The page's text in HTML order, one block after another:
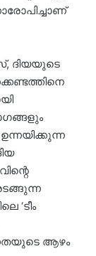
ദിയയുടെ
‘ടീം
ആഴം